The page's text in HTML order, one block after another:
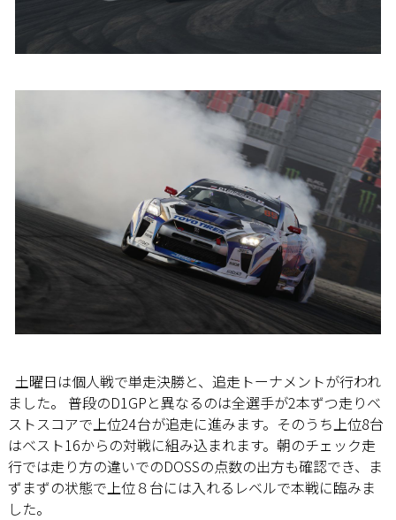
土曜日は個人戦で単走決勝と、追走トーナメントが行われ
ました。 普段のD1GPと異なるのは全選手が2本ずつ走りベ
ストスコアで上位24台が追走に進みます。そのうち上位8台
はベスト16からの対戦に組み込まれます。朝のチェック走
行では走り方の違いでのDOSSの点数の出方も確認でき、ま
ずまずの状態で上位８台には入れるレベルで本戦に臨みま
した。